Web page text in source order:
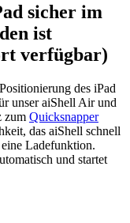
sicher im
ist
verfügbar)
des iPad
unser aiShell Air und
zum Quicksnapper
das aiShell schnell
Ladefunktion.
und startet